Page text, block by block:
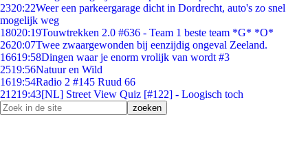
2320:22Weer een parkeergarage dicht in Dordrecht, auto's zo snel
mogelijk weg
18020:19Touwtrekken 2.0 #636 - Team 1 beste team *G* *O*
2620:07Twee zwaargewonden bij eenzijdig ongeval Zeeland.
16619:58Dingen waar je enorm vrolijk van wordt #3
2519:56Natuur en Wild
1619:54Radio 2 #145 Ruud 66
21219:43[NL] Street View Quiz [#122] - Loogisch toch